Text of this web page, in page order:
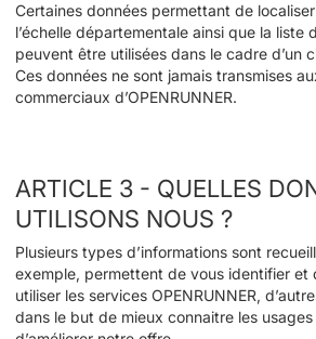
Certaines données permettant de localiser
l’échelle départementale ainsi que la liste
peuvent être utilisées dans le cadre d’un
Ces données ne sont jamais transmises
commerciaux d’OPENRUNNER.
ARTICLE 3 - QUELLES
UTILISONS NOUS ?
Plusieurs types d’informations sont
exemple, permettent de vous identifier et
utiliser les services OPENRUNNER,
dans le but de mieux connaitre les